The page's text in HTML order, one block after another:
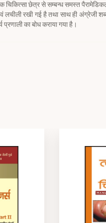
चिकित्सा छेत्र से सम्बन्ध समस्त
रखी गई है तथा साथ ही अंग्रेजी
का बोध कराया गया है।